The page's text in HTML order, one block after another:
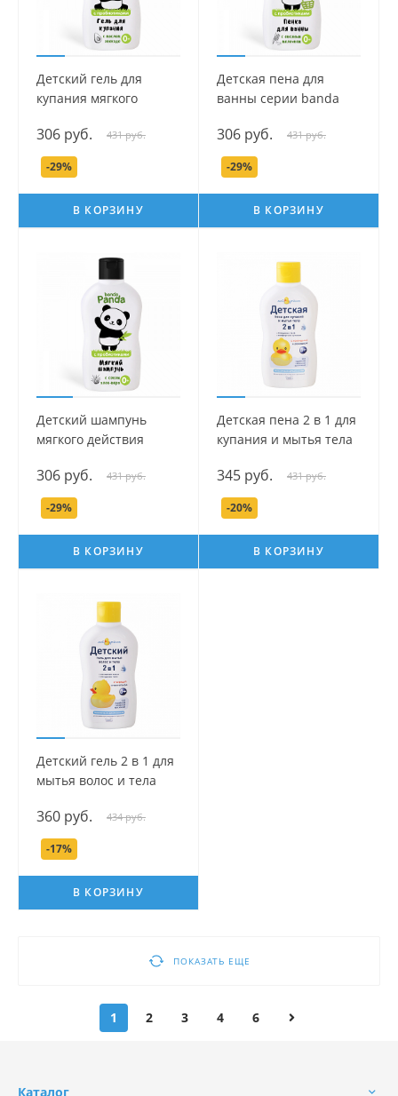
Детский гель для
купания мягкого
Panda, 250 мл.
306 руб. 431 руб.
-29%
В КОРЗИНУ
Детская пена для
ванны серии banda
306 руб. 431 руб.
-29%
В КОРЗИНУ
Детский шампунь
мягкого действия
250 мл.
306 руб. 431 руб.
-29%
В КОРЗИНУ
Детская пена 2 в 1 для
купания и мытья тела
мл.
345 руб. 431 руб.
-20%
В КОРЗИНУ
Детский гель 2 в 1 для
мытья волос и тела
мл.
360 руб. 434 руб.
-17%
В КОРЗИНУ
ПОКАЗАТЬ ЕЩЕ
1 2 3 4 6
Каталог